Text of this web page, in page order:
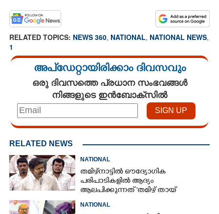
RELATED TOPICS: NEWS 360, NATIONAL, NATIONAL NEWS,
1
അപ്ഡേറ്റായിരിക്കാം ദിവസവും
ഒരു ദിവസത്തെ പ്രധാന സംഭവങ്ങൾ
നിങ്ങളുടെ ഇൻബോക്സിൽ
RELATED NEWS
NATIONAL
തമിഴ്നാട്ടിൽ ഔദ്യോഗിക
പരിപാടികളിൽ ആദ്യം
ആലപിക്കുന്നത് 'തമിഴ് തായ്‌
നിയമസഭ
NATIONAL